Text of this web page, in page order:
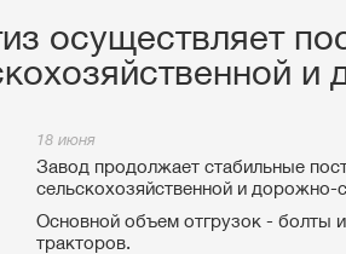
осуществляет
и
18 июня
Завод продолжает стабильные
сельскохозяйственной и дорожно-
Основной объем отгрузок - болты
тракторов.